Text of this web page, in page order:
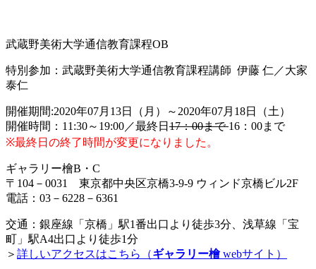
武蔵野美術大学通信教育課程OB
特別参加：武蔵野美術大学通信教育課程講師 伊藤 仁／大家
泰仁
開催期間:2020年07月13日（月）～2020年07月18日（土）
開催時間：11:30～19:00／最終日 17：00まで16：00まで
※最終日の終了時間が変更になりました。
ギャラリー檜B・C
〒104－0031 東京都中央区京橋3-9-9 ウィンド京橋ビル2F
電話：03－6228－6361
交通：銀座線「京橋」駅1番出口より徒歩3分、浅草線「宝
町」駅A4出口より徒歩1分
＞ 詳しいアクセスはこちら（ギャラリー檜webサイト）